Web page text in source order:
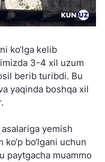
ko‘lga kelib
3-4 xil uzum
berib turibdi. Bu
yaqinda boshqa xil
yemish
bo‘lgani uchun
paytgacha muammo